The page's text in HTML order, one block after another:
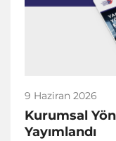
9 Haziran 2026
Kurumsal
Yayımlandı